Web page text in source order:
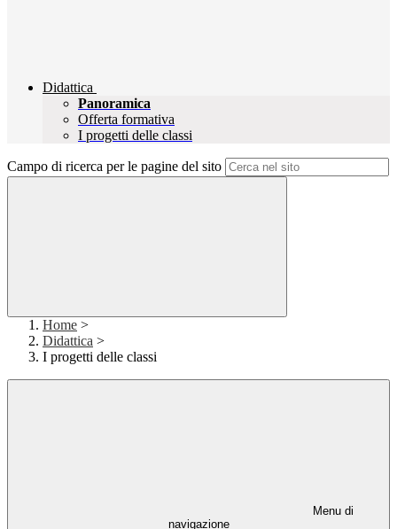
Didattica
Panoramica
Offerta formativa
I progetti delle classi
Campo di ricerca per le pagine del sito
Home >
Didattica >
I progetti delle classi
Menu di
navigazione